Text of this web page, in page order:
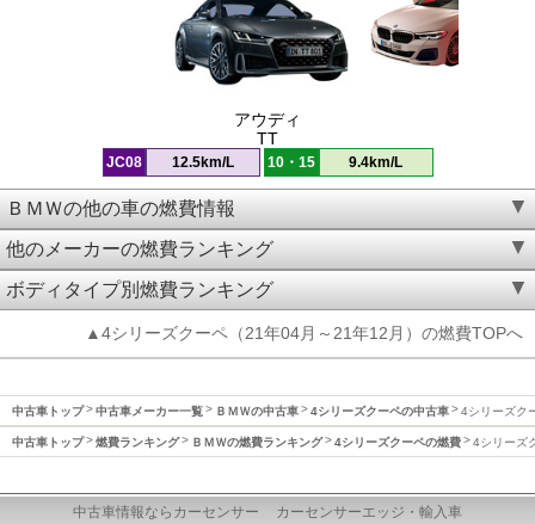
アウディ
TT
JC08 12.5km/L 10・15 9.4km/L
ＢＭＷの他の車の燃費情報
他のメーカーの燃費ランキング
ボディタイプ別燃費ランキング
▲4シリーズクーペ（21年04月～21年12月）の燃費TOPへ
中古車トップ 中古車メーカー一覧 ＢＭＷの中古車 4シリーズクーペの中古車 4シリーズク
中古車トップ 燃費ランキング ＢＭＷの燃費ランキング 4シリーズクーペの燃費 4シリーズ
中古車情報ならカーセンサー カーセンサーエッジ・輸入車